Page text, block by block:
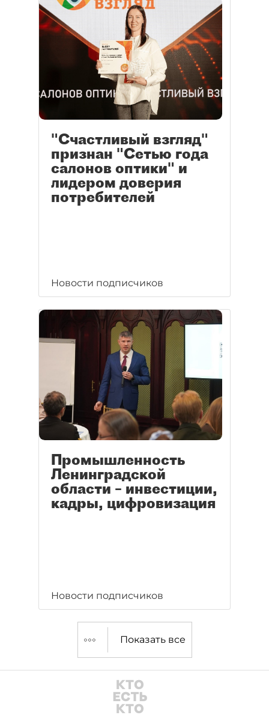
"Счастливый взгляд"
признан "Сетью года
салонов оптики" и
лидером доверия
потребителей
Новости подписчиков
Промышленность
Ленинградской
области – инвестиции,
кадры, цифровизация
Новости подписчиков
Показать все